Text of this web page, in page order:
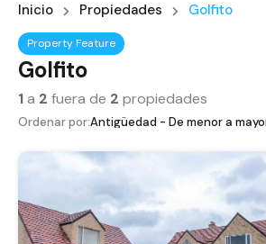
Inicio Propiedades Golfito
Property Feature
Golfito
1a 2 fuera de 2 propiedades
Ordenar por:Antigüedad - De menor a